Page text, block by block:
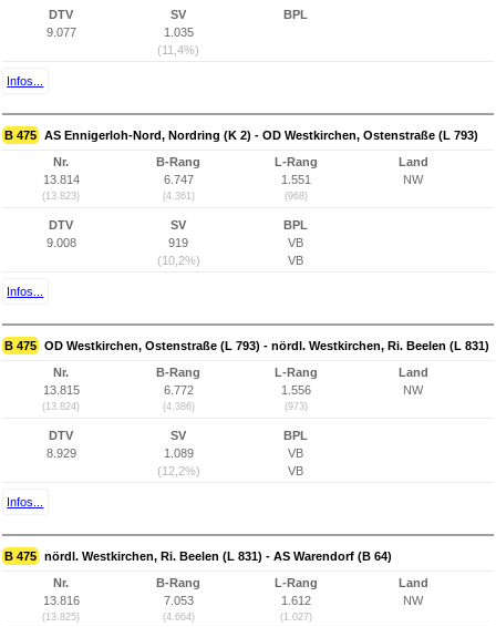
DTV
9.077
SV
1.035
(11,4%)
BPL
Infos...
B 475 AS Ennigerloh-Nord, Nordring (K 2) - OD Westkirchen, Ostenstraße (L 793)
Nr.
13.814
(13.823)
B-Rang
6.747
(4.361)
L-Rang
1.551
(968)
Land
NW
DTV
9.008
SV
919
(10,2%)
BPL
VB
VB
Infos...
B 475 OD Westkirchen, Ostenstraße (L 793) - nördl. Westkirchen, Ri. Beelen (L 831)
Nr.
13.815
(13.824)
B-Rang
6.772
(4.386)
L-Rang
1.556
(973)
Land
NW
DTV
8.929
SV
1.089
(12,2%)
BPL
VB
VB
Infos...
B 475 nördl. Westkirchen, Ri. Beelen (L 831) - AS Warendorf (B 64)
Nr.
13.816
(13.825)
B-Rang
7.053
(4.664)
L-Rang
1.612
(1.027)
Land
NW